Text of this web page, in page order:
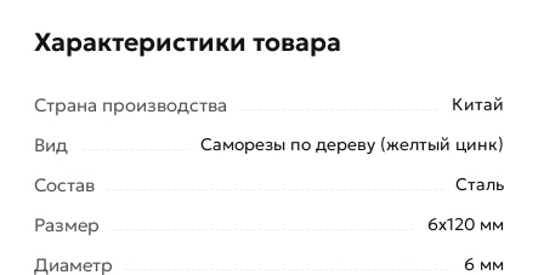
Характеристики товара
Страна производства Китай
Вид Саморезы по дереву (желтый цинк)
Состав Сталь
Размер 6х120 мм
Диаметр 6 мм